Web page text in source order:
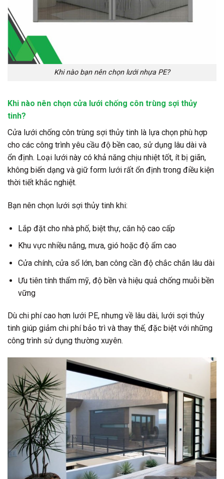
Khi nào bạn nên chọn lưới nhựa PE?
Khi nào nên chọn cửa lưới chống côn trùng sợi thủy
tinh?
Cửa lưới chống côn trùng sợi thủy tinh là lựa chọn phù hợp
cho các công trình yêu cầu độ bền cao, sử dụng lâu dài và
ổn định. Loại lưới này có khả năng chịu nhiệt tốt, ít bị giãn,
không biến dạng và giữ form lưới rất ổn định trong điều kiện
thời tiết khắc nghiệt.
Bạn nên chọn lưới sợi thủy tinh khi:
Lắp đặt cho nhà phố, biệt thự, căn hộ cao cấp
Khu vực nhiều nắng, mưa, gió hoặc độ ẩm cao
Cửa chính, cửa sổ lớn, ban công cần độ chắc chắn lâu dài
Ưu tiên tính thẩm mỹ, độ bền và hiệu quả chống muỗi bền
vững
Dù chi phí cao hơn lưới PE, nhưng về lâu dài, lưới sợi thủy
tinh giúp giảm chi phí bảo trì và thay thế, đặc biệt với những
công trình sử dụng thường xuyên.